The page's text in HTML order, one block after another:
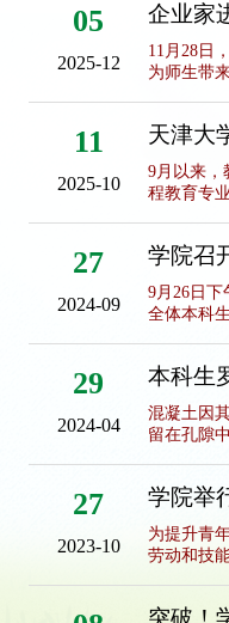
05
2025-12
企业家
11月28日
为师生带
11
2025-10
天津大
9月以来，
程教育专
27
2024-09
学院召
9月26日
全体本科
29
2024-04
本科生
表学术
混凝土因
留在孔隙
27
2023-10
学院举
为提升青
劳动和技
突破！